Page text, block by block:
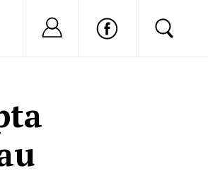
Nu ai cont?